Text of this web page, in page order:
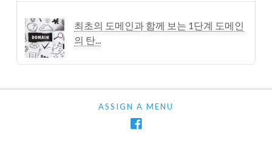
최초의 도메인과 함께 보는 1단계 도메인
의 탄...
ASSIGN A MENU